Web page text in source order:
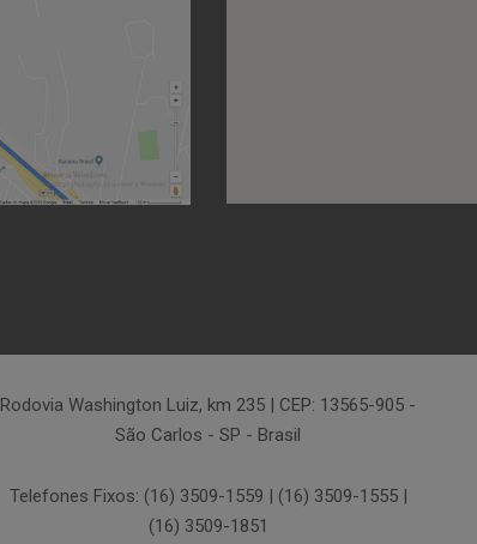
Rodovia Washington Luiz, km 235 | CEP: 13565-905 -
São Carlos - SP - Brasil
Telefones Fixos: (16) 3509-1559 | (16) 3509-1555 |
(16) 3509-1851